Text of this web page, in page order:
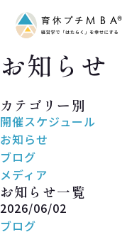
お知らせ
カテゴリー別
開催スケジュール
お知らせ
ブログ
メディア
お知らせ一覧
2026/06/02
ブログ